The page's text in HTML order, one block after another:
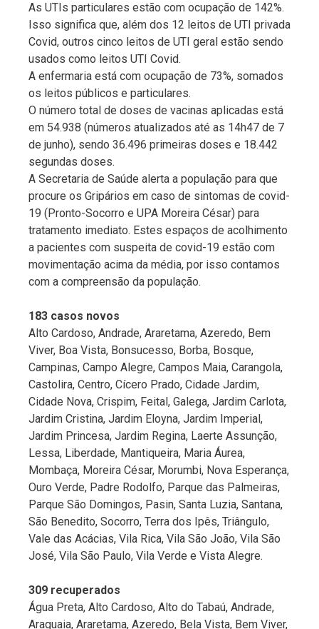
As UTIs particulares estão com ocupação de 142%.
Isso significa que, além dos 12 leitos de UTI privada
Covid, outros cinco leitos de UTI geral estão sendo
usados como leitos UTI Covid.
A enfermaria está com ocupação de 73%, somados
os leitos públicos e particulares.
O número total de doses de vacinas aplicadas está
em 54.938 (números atualizados até as 14h47 de 7
de junho), sendo 36.496 primeiras doses e 18.442
segundas doses.
A Secretaria de Saúde alerta a população para que
procure os Gripários em caso de sintomas de covid-
19 (Pronto-Socorro e UPA Moreira César) para
tratamento imediato. Estes espaços de acolhimento
a pacientes com suspeita de covid-19 estão com
movimentação acima da média, por isso contamos
com a compreensão da população.
183 casos novos
Alto Cardoso, Andrade, Araretama, Azeredo, Bem
Viver, Boa Vista, Bonsucesso, Borba, Bosque,
Campinas, Campo Alegre, Campos Maia, Carangola,
Castolira, Centro, Cícero Prado, Cidade Jardim,
Cidade Nova, Crispim, Feital, Galega, Jardim Carlota,
Jardim Cristina, Jardim Eloyna, Jardim Imperial,
Jardim Princesa, Jardim Regina, Laerte Assunção,
Lessa, Liberdade, Mantiqueira, Maria Áurea,
Mombaça, Moreira César, Morumbi, Nova Esperança,
Ouro Verde, Padre Rodolfo, Parque das Palmeiras,
Parque São Domingos, Pasin, Santa Luzia, Santana,
São Benedito, Socorro, Terra dos Ipês, Triângulo,
Vale das Acácias, Vila Rica, Vila São João, Vila São
José, Vila São Paulo, Vila Verde e Vista Alegre.
309 recuperados
Água Preta, Alto Cardoso, Alto do Tabaú, Andrade,
Araguaia, Araretama, Azeredo, Bela Vista, Bem Viver,